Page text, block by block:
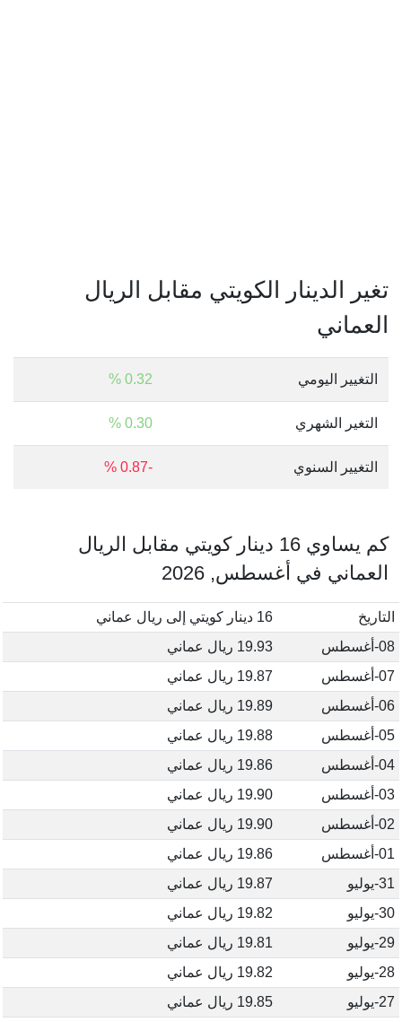
تغير الدينار الكويتي مقابل الريال
العماني
التغيير اليومي 0.32 %
التغير الشهري 0.30 %
التغيير السنوي -0.87 %
كم يساوي 16 دينار كويتي مقابل الريال
العماني في أغسطس, 2026
التاريخ
16 دينار كويتي إلى ريال عماني
08-أغسطس
19.93 ريال عماني
07-أغسطس
19.87 ريال عماني
06-أغسطس
19.89 ريال عماني
05-أغسطس
19.88 ريال عماني
04-أغسطس
19.86 ريال عماني
03-أغسطس
19.90 ريال عماني
02-أغسطس
19.90 ريال عماني
01-أغسطس
19.86 ريال عماني
31-يوليو
19.87 ريال عماني
30-يوليو
19.82 ريال عماني
29-يوليو
19.81 ريال عماني
28-يوليو
19.82 ريال عماني
27-يوليو
19.85 ريال عماني